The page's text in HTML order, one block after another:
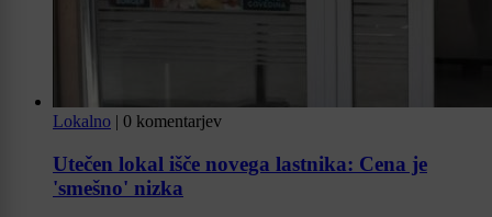
Lokalno | 0 komentarjev
Utečen lokal išče novega lastnika: Cena je
'smešno' nizka